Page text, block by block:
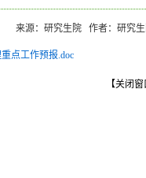
来源：研究生院 作者：研究
点工作预报.doc
【关闭